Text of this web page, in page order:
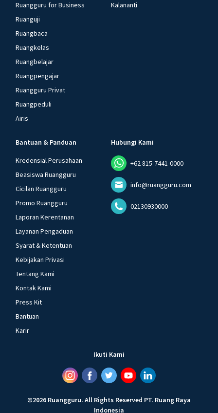
Ruangguru for Business
Ruanguji
Ruangbaca
Ruangkelas
Ruangbelajar
Ruangpengajar
Ruangguru Privat
Ruangpeduli
Airis
Kalananti
Bantuan & Panduan
Kredensial Perusahaan
Beasiswa Ruangguru
Cicilan Ruangguru
Promo Ruangguru
Laporan Kerentanan
Layanan Pengaduan
Syarat & Ketentuan
Kebijakan Privasi
Tentang Kami
Kontak Kami
Press Kit
Bantuan
Karir
Hubungi Kami
+62 815-7441-0000
info@ruangguru.com
02130930000
Ikuti Kami
©2026 Ruangguru. All Rights Reserved PT. Ruang Raya
Indonesia